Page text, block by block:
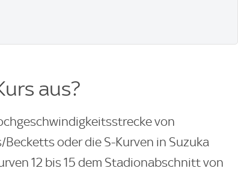
aus?
von
oder die S-Kurven in Suzuka
12 bis 15 dem Stadionabschnitt von